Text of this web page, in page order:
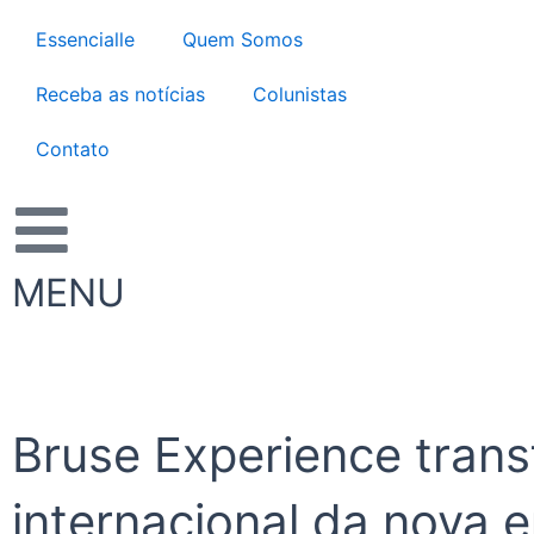
para
conteúdo
Essencialle Quem Somos
Receba as notícias Colunistas
Contato
MENU
Bruse Experience
internacional da nova